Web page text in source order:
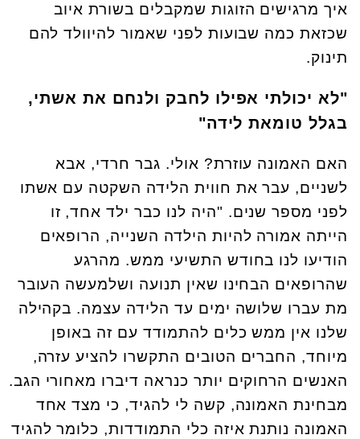
איך מרגישים הזוגות שמקבלים בשורת איוב
שכזאת כמה שבועות לפני שאמור להיוולד להם
תינוק.
"לא יכולתי אפילו לחבק ולנחם את אשתי,
בגלל טומאת לידה"
האם האמונה עוזרת? אולי. גבר חרדי, אבא
לשניים, עבר את חווית הלידה השקטה עם אשתו
לפני מספר שנים. "היה לנו כבר ילד אחד, זו
הייתה אמורה להיות הילדה השנייה, הרופאים
הודיעו לנו בחודש התשיעי ממש. מהרגע
שהרופאים הבחינו שאין תנועה ושלמעשה העובר
מת עברו שלושה ימים עד הלידה עצמה. בקהילה
שלנו אין ממש כלים להתמודד עם זה באופן
מיוחד, החברים הטובים התקשרו להציע עזרה,
האנשים הרחוקים יותר כנראה דיברו מאחורי הגב.
מבחינת האמונה, קשה לי להגיד, כי מצד אחד
האמונה נותנת איזה כלי התמודדות, כלומר להגיד